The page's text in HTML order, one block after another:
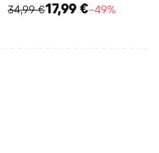
34,99 €17,99 €−49%